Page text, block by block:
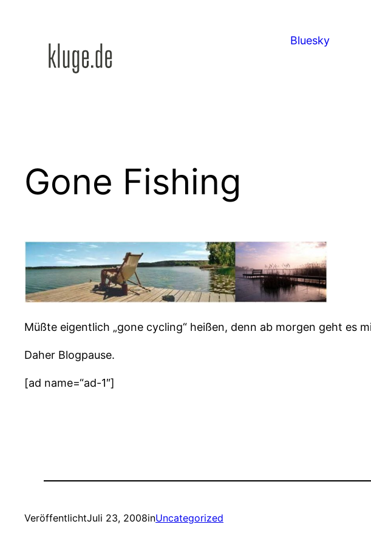
springen
Bluesky
Gone Fishing
Müßte eigentlich „gone cycling“ heißen, denn ab morgen geht es
Daher Blogpause.
[ad name=“ad-1″]
VeröffentlichtJuli 23, 2008inUncategorized